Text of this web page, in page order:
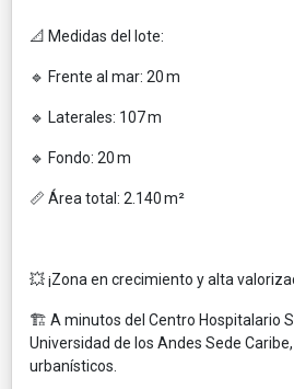
📐 Medidas del lote:
🔹 Frente al mar: 20 m
🔹 Laterales: 107 m
🔹 Fondo: 20 m
📏 Área total: 2.140 m²
💥 ¡Zona en crecimiento y alta
🏗️ A minutos del Centro Hospitalario
Universidad de los Andes Sede
urbanísticos.